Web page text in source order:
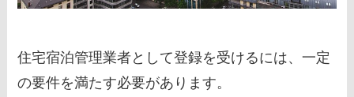
住宅宿泊管理業者として登録を受けるには、一定
の要件を満たす必要があります。